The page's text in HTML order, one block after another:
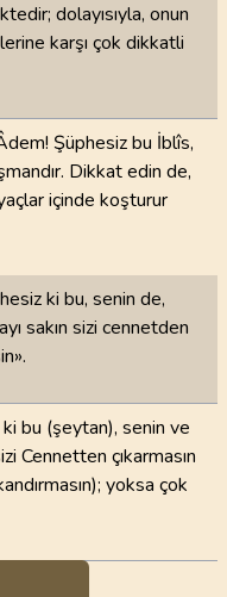
dolayısıyla, onun
karşı çok dikkatli
Şüphesiz bu İblîs,
Dikkat edin de,
içinde koşturur
ki bu, senin de,
sakın sizi cennetden
bu (şeytan), senin ve
Cennetten çıkarmasın
yoksa çok